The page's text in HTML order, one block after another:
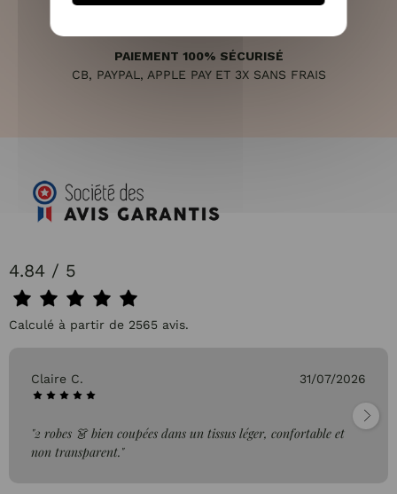
PAIEMENT 100% SÉCURISÉ
CB, PAYPAL, APPLE PAY ET 3X SANS FRAIS
4.84 / 5
Calculé à partir de 2565 avis.
Claire C. 31/07/2026
"2 robes 👗 bien coupées dans un tissus léger, confortable et
non transparent."